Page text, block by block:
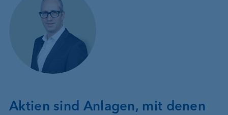
Aktien sind Anlagen, mit denen